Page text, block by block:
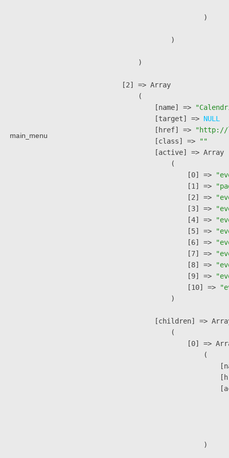
main_menu
                        )
                )
        )
    [2] => Array
        (
            [name] =>
            [target] =>
NULL
            [href] =>
"http://
            [class] =>
""
            [active] => Array
                (
                    [0] =>
                    [1] =>
                    [2] =>
                    [3] =>
                    [4] =>
                    [5] =>
                    [6] =>
                    [7] =>
                    [8] =>
                    [9] =>
                    [10] =>
                )
[children] =>
                (
[0] =>
                        (
                        )